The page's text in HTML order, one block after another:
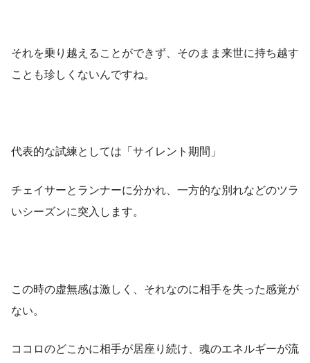
それを乗り越えることができず、そのまま来世に持ち越す
ことも珍しくないんですね。
代表的な試練としては「サイレント期間」
チェイサーとランナーに分かれ、一方的な別れなどのツラ
いシーズンに突入します。
この時の虚無感は激しく、それなのに相手を失った感覚が
ない。
ココロのどこかに相手が居座り続け、魂のエネルギーが流